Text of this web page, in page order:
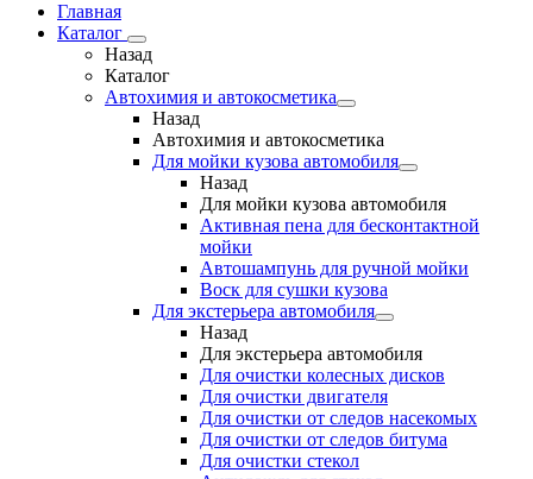
Главная
Каталог
Назад
Каталог
Автохимия и автокосметика
Назад
Автохимия и автокосметика
Для мойки кузова автомобиля
Назад
Для мойки кузова автомобиля
Активная пена для бесконтактной
мойки
Автошампунь для ручной мойки
Воск для сушки кузова
Для экстерьера автомобиля
Назад
Для экстерьера автомобиля
Для очистки колесных дисков
Для очистки двигателя
Для очистки от следов насекомых
Для очистки от следов битума
Для очистки стекол